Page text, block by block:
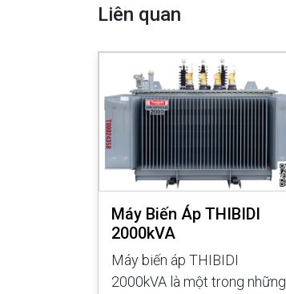
Liên quan
Máy Biến Áp THIBIDI
2000kVA
Máy biến áp THIBIDI
2000kVA là một trong những